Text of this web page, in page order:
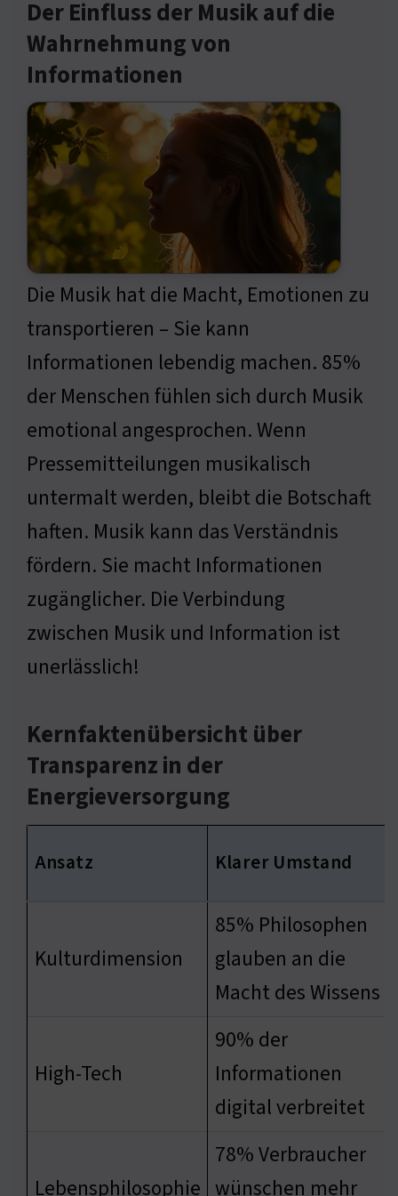
Der Einfluss der Musik auf die
Wahrnehmung von
Informationen
Die Musik hat die Macht, Emotionen zu
transportieren – Sie kann
Informationen lebendig machen. 85%
der Menschen fühlen sich durch Musik
emotional angesprochen. Wenn
Pressemitteilungen musikalisch
untermalt werden, bleibt die Botschaft
haften. Musik kann das Verständnis
fördern. Sie macht Informationen
zugänglicher. Die Verbindung
zwischen Musik und Information ist
unerlässlich!
Kernfaktenübersicht über
Transparenz in der
Energieversorgung
Ansatz Klarer Umstand
Kulturdimension
85% Philosophen
glauben an die
Macht des Wissens
High-Tech
90% der
Informationen
digital verbreitet
Lebensphilosophie
78% Verbraucher
wünschen mehr